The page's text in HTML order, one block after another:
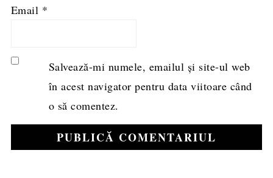
Email *
Salvează-mi numele, emailul și site-ul web
în acest navigator pentru data viitoare când
o să comentez.